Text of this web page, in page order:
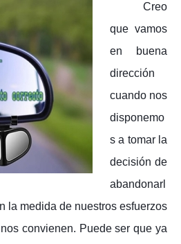
Creo
que vamos
en buena
dirección
cuando nos
disponemo
s a tomar la
decisión de
abandonarl
la medida de nuestros esfuerzos
convienen. Puede ser que ya